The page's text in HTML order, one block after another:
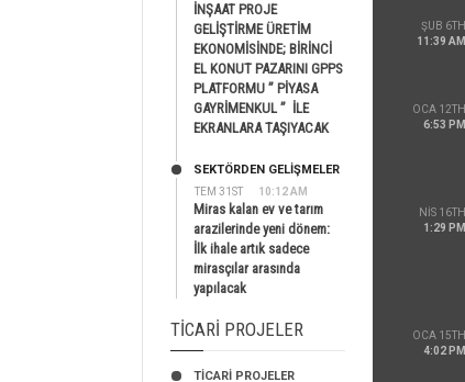
İNŞAAT PROJE
GELİŞTİRME ÜRETİM
EKONOMİSİNDE; BİRİNCİ
EL KONUT PAZARINI GPPS
PLATFORMU ” PİYASA
GAYRİMENKUL ” İLE
EKRANLARA TAŞIYACAK
TEM 31ST 10:12 AM
SEKTÖRDEN GELIŞMELER
Miras kalan ev ve tarım
arazilerinde yeni dönem:
İlk ihale artık sadece
mirasçılar arasında
yapılacak
TICARI PROJELER
TİCARİ PROJELER
ŞUB 6TH
11:39 AM
OCA 12TH
6:53 PM
NIS 16TH
1:29 PM
OCA 15TH
4:02 PM